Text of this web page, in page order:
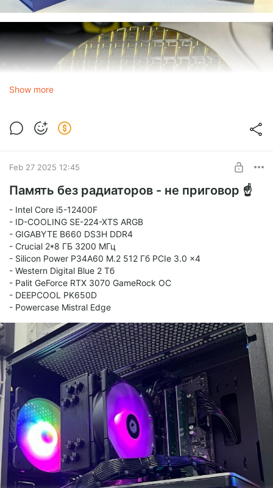
Show more
Feb 27 2025 12:45
Память без радиаторов - не приговор ☝
- Intel Core i5-12400F
- ID-COOLING SE-224-XTS ARGB
- GIGABYTE B660 DS3H DDR4
- Crucial 2*8 ГБ 3200 МГц
- Silicon Power P34A60 M.2 512 Гб PCIe 3.0 x4
- Western Digital Blue 2 Тб
- Palit GeForce RTX 3070 GameRock OC
- DEEPCOOL PK650D
- Powercase Mistral Edge